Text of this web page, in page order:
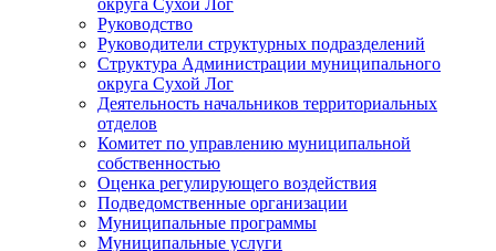
округа Сухой Лог
Руководство
Руководители структурных подразделений
Структура Администрации муниципального
округа Сухой Лог
Деятельность начальников территориальных
отделов
Комитет по управлению муниципальной
собственностью
Оценка регулирующего воздействия
Подведомственные организации
Муниципальные программы
Муниципальные услуги